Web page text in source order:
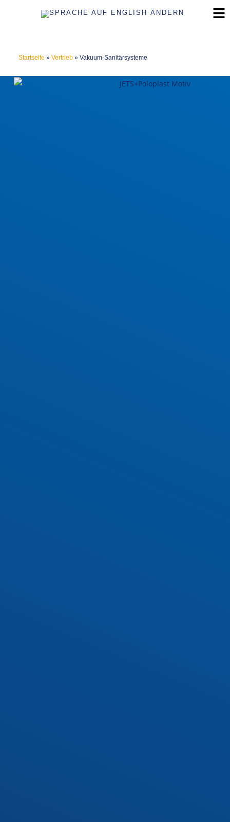
Startseite » Vertrieb» Vakuum-Sanitärsysteme